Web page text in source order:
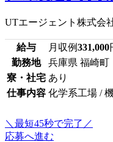
UTエージェント株式会
給与 月収例331,000
勤務地
兵庫県 福崎町
寮・社宅 あり
仕事内容 化学系工場 /
＼最短45秒で完了／
応募へ進む